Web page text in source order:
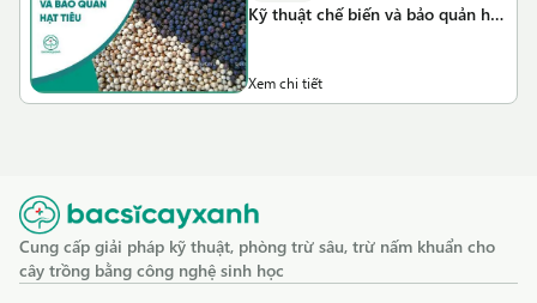
Kỹ thuật chế biến và bảo quản hạt
Xem chi tiết
Cung cấp giải pháp kỹ thuật, phòng trừ sâu, trừ nấm khuẩn cho
cây trồng bằng công nghệ sinh học